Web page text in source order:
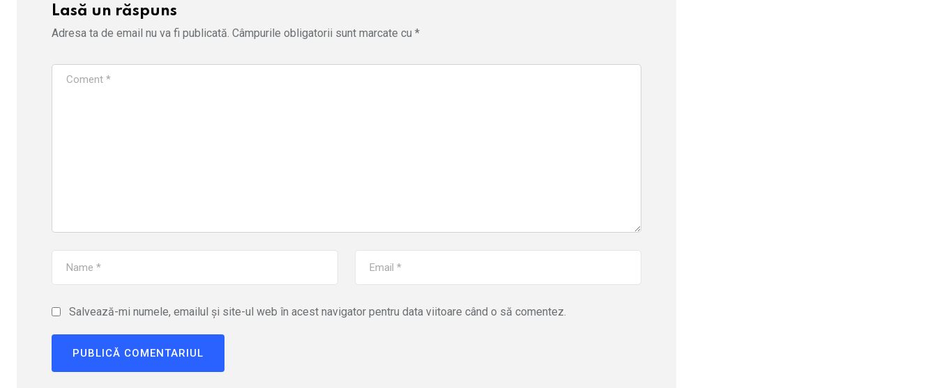
Lasă un răspuns
Adresa ta de email nu va fi publicată. Câmpurile obligatorii sunt marcate cu *
Salvează-mi numele, emailul și site-ul web în acest navigator pentru data viitoare când o să comentez.